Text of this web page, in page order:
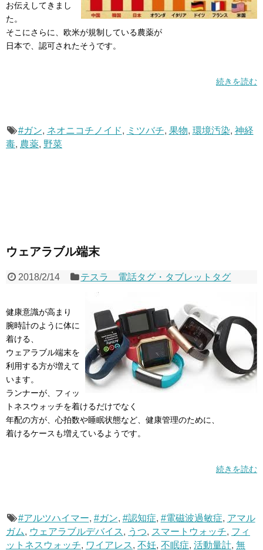
お伝えしてきまし
た。
そこにさらに、欧米が規制している農薬が
日本で、認可されたそうです。
続きを読む
#ガン, ネオニコチノイド, ミツバチ, 果物, 環境汚染, 神経
毒, 農薬, 野菜
ウェアラブル端末
2018/2/14 テスラ 電話タグ・タブレットタグ
健康意識が高まり
腕時計のように体に
着ける、
ウェアラブル端末を
利用する方が増えて
います。
ランナーが、フィッ
トネスウォッチを着けるだけでなく
年配の方が、心拍数や睡眠状態など、健康管理のために、
着けるケースも増えているようです。
続きを読む
#アルツハイマー, #ガン, #認知症, #電磁波過敏症, アマル
ガム, ウェアラブルデバイス, うつ, スマートウォッチ, フィ
ットネスウォッチ, ワイアレス, 不妊, 不眠症, 活動量計, 無